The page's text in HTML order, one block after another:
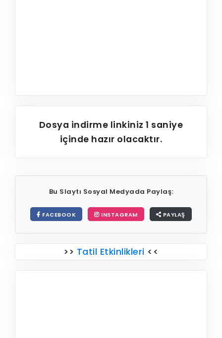
Dosya indirme linkiniz1 saniye
içinde hazır olacaktır.
Bu Slaytı Sosyal Medyada Paylaş:
FACEBOOK INSTAGRAM PAYLAŞ
>> Tatil Etkinlikleri <<